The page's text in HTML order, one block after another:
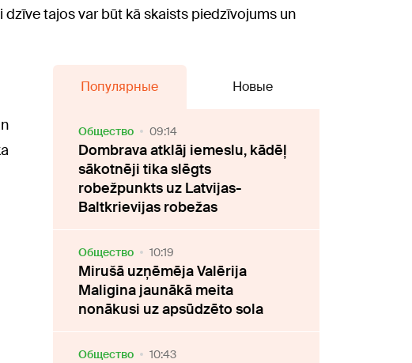
tajos var būt kā skaists piedzīvojums un
Популярные Новые
Oбщество 09:14
Dombrava atklāj iemeslu, kādēļ
sākotnēji tika slēgts
robežpunkts uz Latvijas-
Baltkrievijas robežas
Oбщество 10:19
Mirušā uzņēmēja Valērija
Maligina jaunākā meita
nonākusi uz apsūdzēto sola
Oбщество 10:43